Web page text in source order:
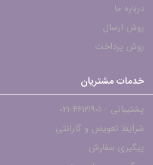
درباره ما
روش ارسال
روش پرداخت
خدمات مشتریان
پشتیبانی - ۴۶۱۲۱۹۰۱-021
شرایط تعویض و گارانتی
پیگیری سفارش